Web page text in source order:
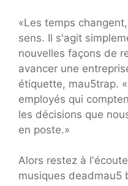
«Les temps
sens. Il s'agit
nouvelles façons de
avancer une
étiquette, mau5trap.
employés qui
les décisions que
en poste.»
Alors restez à
musiques deadmau5